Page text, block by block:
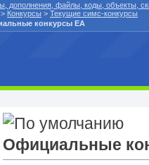
дополнения, файлы, коды, объекты,
> Конкурсы > Текущие симс-конкурсы
конкурсы EA
Официальные